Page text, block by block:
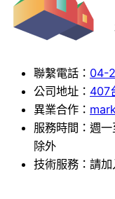
聯繫電話： 04-
公司地址： 407
異業合作：
服務時間：週
除外
技術服務：請加